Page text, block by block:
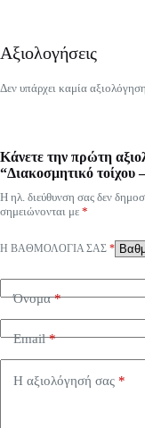
Αξιολογήσεις
Δεν υπάρχει καμία
Κάνετε την πρώτη
“Διακοσμητικό τοίχου
Η ηλ. διεύθυνση σας δεν
σημειώνονται με *
Η ΒΑΘΜΟΛΟΓΊΑ ΣΑΣ *
Όνομα*
Email*
Η αξιολόγησή σας *